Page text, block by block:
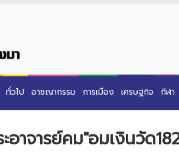
ทั่วไป อาชญากรรม การเมือง เศรษฐกิจ กีฬา
อาจารย์คม"อมเงินวัด